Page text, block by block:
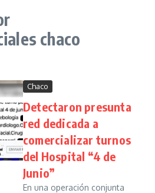
chaco
Chaco
Detectaron presunta
red dedicada a
comercializar turnos
del Hospital “4 de
Junio”
En una operación conjunta